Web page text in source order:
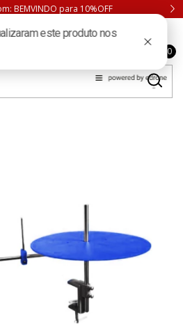
BEMVINDO para 10%OFF
0